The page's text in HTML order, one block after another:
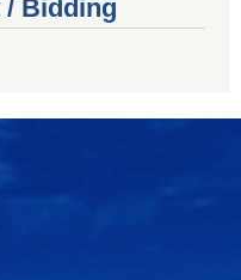
Bidding